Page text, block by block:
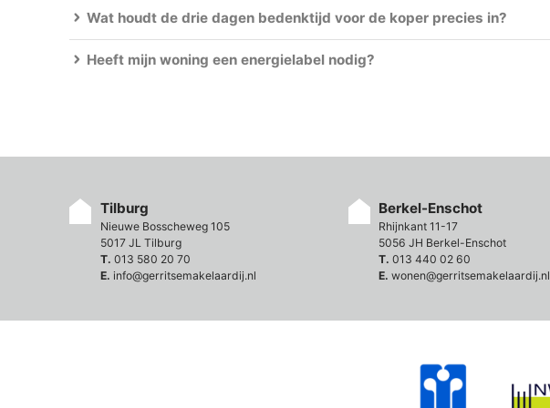
Wat houdt de drie dagen bedenktijd voor de koper precies in?
Heeft mijn woning een energielabel nodig?
Tilburg
Nieuwe Bosscheweg 105
5017 JL Tilburg
T. 013 580 20 70
E. info@gerritsemakelaardij.nl
Berkel-Enschot
Rhijnkant 11-17
5056 JH Berkel-Enschot
T. 013 440 02 60
E. wonen@gerritsemakelaardij.nl